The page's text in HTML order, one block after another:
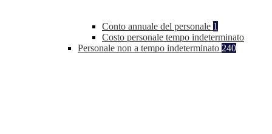
Conto annuale del personale 1
Costo personale tempo indeterminato
Personale non a tempo indeterminato 240